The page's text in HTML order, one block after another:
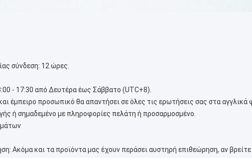
σύνδεση: 12 ώρες.
- 17:30 από Δευτέρα έως Σάββατο (UTC+8).
έμπειρο προσωπικό θα απαντήσει σε όλες τις ερωτήσεις σας στα αγγλικά
ή σημαδεμένο με πληροφορίες πελάτη ή προσαρμοσμένο.
Ακόμα και τα προϊόντα μας έχουν περάσει αυστηρή επιθεώρηση, αν